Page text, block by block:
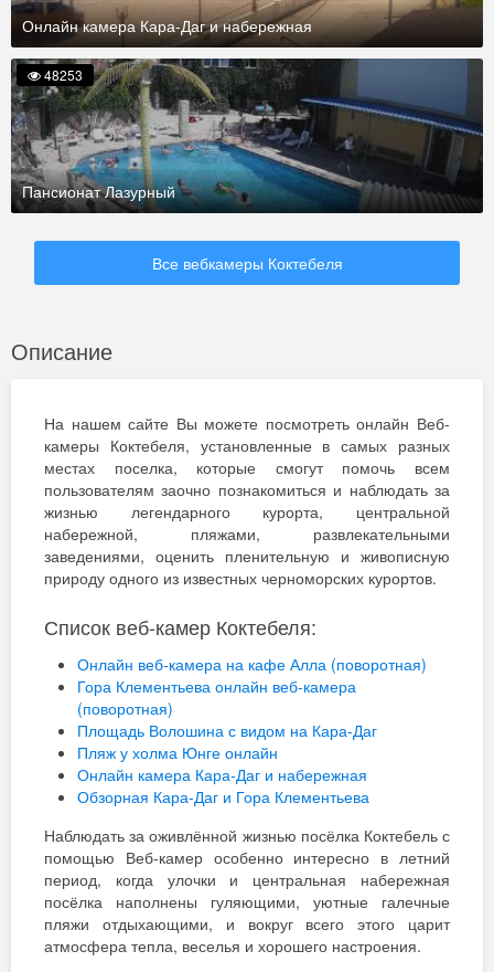
Онлайн камера Кара-Даг и набережная
Пансионат Лазурный
48253
Все вебкамеры Коктебеля
Описание
На нашем сайте Вы можете посмотреть онлайн Веб-
камеры Коктебеля, установленные в самых разных
местах поселка, которые смогут помочь всем
пользователям заочно познакомиться и наблюдать за
жизнью легендарного курорта, центральной
набережной, пляжами, развлекательными
заведениями, оценить пленительную и живописную
природу одного из известных черноморских курортов.
Список веб-камер Коктебеля:
Онлайн веб-камера на кафе Алла (поворотная)
Гора Клементьева онлайн веб-камера
(поворотная)
Площадь Волошина с видом на Кара-Даг
Пляж у холма Юнге онлайн
Онлайн камера Кара-Даг и набережная
Обзорная Кара-Даг и Гора Клементьева
Наблюдать за оживлённой жизнью посёлка Коктебель с
помощью Веб-камер особенно интересно в летний
период, когда улочки и центральная набережная
посёлка наполнены гуляющими, уютные галечные
пляжи отдыхающими, и вокруг всего этого царит
атмосфера тепла, веселья и хорошего настроения.